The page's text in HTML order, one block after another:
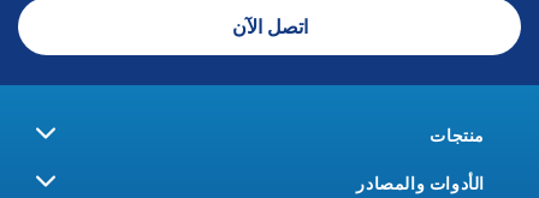
اتصل الآن
منتجات
الأدوات والمصادر